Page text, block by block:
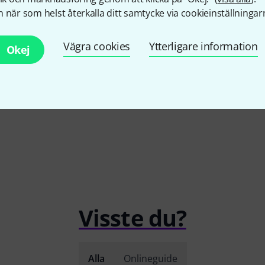
när som helst återkalla ditt samtycke via
Okej Vägra cookies Ytterligare information
9
5 555 kr
Stand
268 kr
Visste du?
Alla Onlineguide